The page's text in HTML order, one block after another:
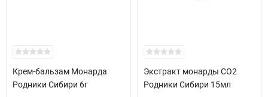
Крем-бальзам Монарда
Родники Сибири 6г
Экстракт монарды СО2
Родники Сибири 15мл